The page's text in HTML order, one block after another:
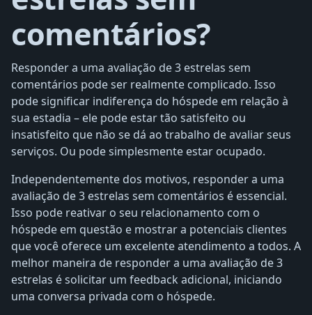
comentários?
Responder a uma avaliação de 3 estrelas sem
comentários pode ser realmente complicado. Isso
pode significar indiferença do hóspede em relação à
sua estadia – ele pode estar tão satisfeito ou
insatisfeito que não se dá ao trabalho de avaliar seus
serviços. Ou pode simplesmente estar ocupado.
Independentemente dos motivos, responder a uma
avaliação de 3 estrelas sem comentários é essencial.
Isso pode reativar o seu relacionamento com o
hóspede em questão e mostrar a potenciais clientes
que você oferece um excelente atendimento a todos. A
melhor maneira de responder a uma avaliação de 3
estrelas é solicitar um feedback adicional, iniciando
uma conversa privada com o hóspede.